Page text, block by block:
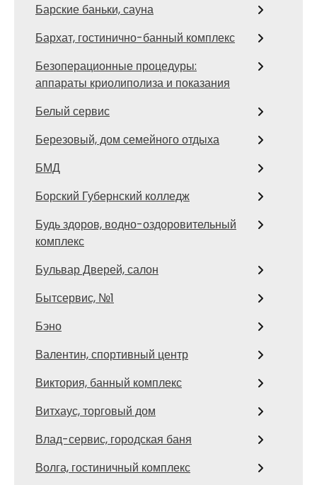
Барские баньки, сауна
Бархат, гостинично-банный комплекс
Безоперационные процедуры:
аппараты криолиполиза и показания
Белый сервис
Березовый, дом семейного отдыха
БМД
Борский Губернский колледж
Будь здоров, водно-оздоровительный
комплекс
Бульвар Дверей, салон
Бытсервис, №1
Бэно
Валентин, спортивный центр
Виктория, банный комплекс
Витхаус, торговый дом
Влад-сервис, городская баня
Волга, гостиничный комплекс